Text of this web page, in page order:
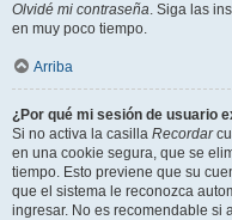
Olvidé mi contraseña. Siga las
en muy poco tiempo.
Arriba
¿Por qué mi sesión de usuario
Si no activa la casilla Recordar
en una cookie segura, que se
tiempo. Esto previene que su
que el sistema le reconozca
ingresar. No es recomendable si